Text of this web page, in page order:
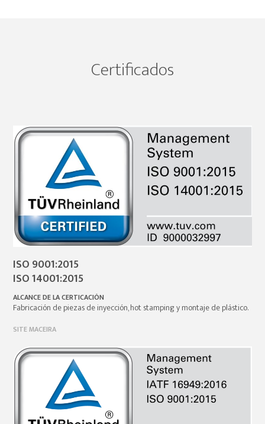
Certificados
ISO 9001:2015
ISO 14001:2015
ALCANCE DE LA CERTICACIÓN
Fabricación de piezas de inyección, hot stamping y montaje de plástico.
SITE MACEIRA